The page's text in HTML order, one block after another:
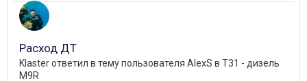
Расход ДТ
Klasterответил в тему пользователя AlexS в T31 - дизель
M9R